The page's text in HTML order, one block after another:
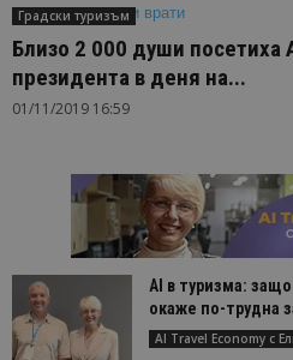
Градски туризъм
Близо 2 000 души посетиха
президента в деня на...
01/11/2019 16:59
AI в туризма:
окаже по-трудна
AI Travel Economy с